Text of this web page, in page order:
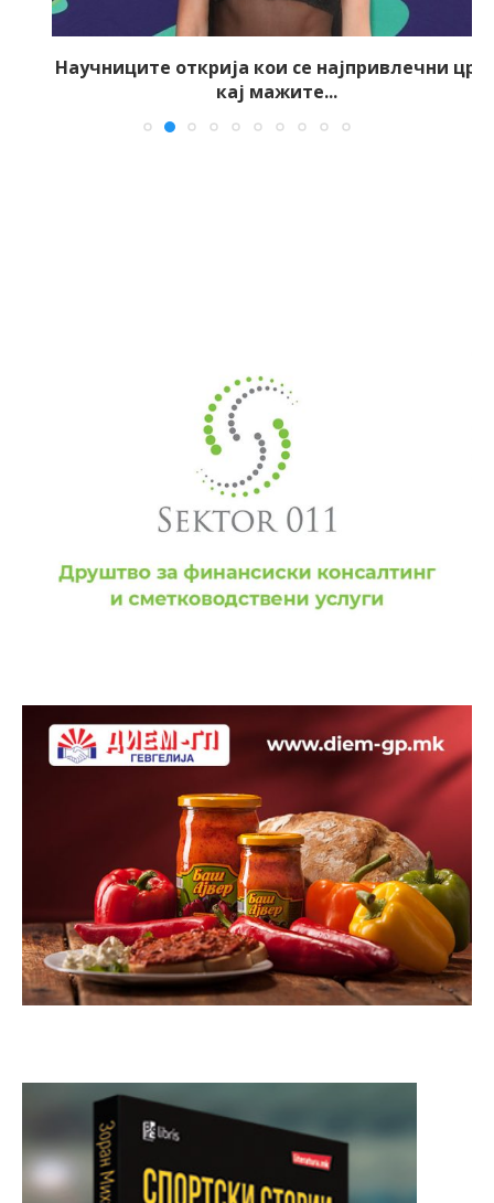
Научниците открија кои се најпривлечни црти
кај мажите...